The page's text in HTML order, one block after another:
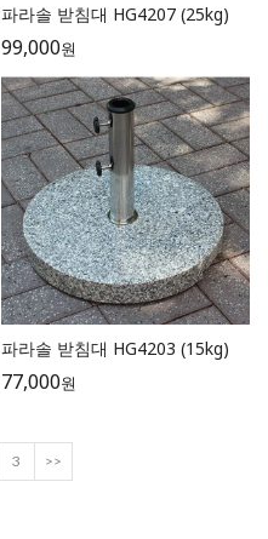
파라솔 받침대 HG4207 (25kg)
99,000원
파라솔 받침대 HG4203 (15kg)
77,000원
3 >>